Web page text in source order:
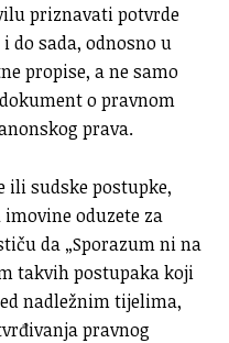
priznavati potvrde
do sada, odnosno u
propise, a ne samo
o pravnom
prava.
ili sudske postupke,
oduzete za
da „Sporazum ni na
takvih postupaka koji
nadležnim tijelima,
pravnog